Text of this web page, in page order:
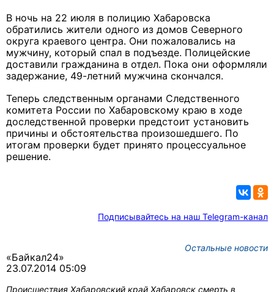
В ночь на 22 июля в полицию Хабаровска
обратились жители одного из домов Северного
округа краевого центра. Они пожаловались на
мужчину, который спал в подъезде. Полицейские
доставили гражданина в отдел. Пока они оформляли
задержание, 49-летний мужчина скончался.
Теперь следственным органами Следственного
комитета России по Хабаровскому краю в ходе
доследственной проверки предстоит установить
причины и обстоятельства произошедшего. По
итогам проверки будет принято процессуальное
решение.
Подписывайтесь на наш Telegram-канал
Остальные новости
«Байкал24»
23.07.2014 05:09
Происшествия Хабаровский край Хабаровск смерть в